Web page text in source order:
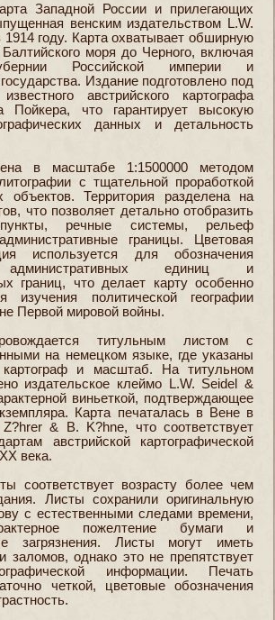
Западной России и прилегающих
венским издательством L.W.
1914 году. Карта охватывает обширную
моря до Черного, включая
Российской империи и
Издание подготовлено под
австрийского картографа
Пойкера, что гарантирует высокую
данных и детальность
в масштабе 1:1500000 методом
с тщательной проработкой
объектов. Территория разделена на
что позволяет детально отобразить
речные системы, рельеф
границы. Цветовая
используется для обозначения
административных единиц и
границ, что делает карту особенно
изучения политической географии
Первой мировой войны.
титульным листом с
на немецком языке, где указаны
картограф и масштаб. На титульном
издательское клеймо L.W. Seidel &
виньеткой, подтверждающее
Карта печаталась в Вене в
& B. K?hne, что соответствует
австрийской картографической
века.
соответствует возрасту более чем
Листы сохранили оригинальную
с естественными следами времени,
пожелтение бумаги и
загрязнения. Листы могут иметь
заломов, однако это не препятствует
информации. Печать
четкой, цветовые обозначения